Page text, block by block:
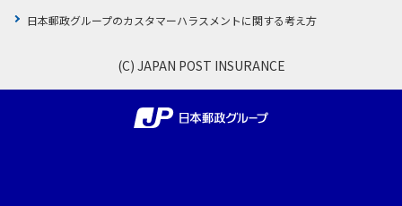
日本郵政グループのカスタマーハラスメントに関する考え方
(C) JAPAN POST INSURANCE